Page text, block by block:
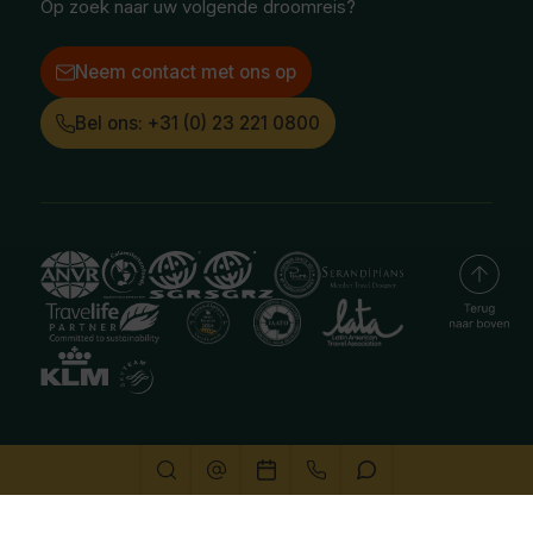
Op zoek naar uw volgende droomreis?
Neem contact met ons op
Bel ons: +31 (0) 23 221 0800